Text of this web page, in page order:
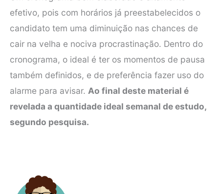
efetivo, pois com horários já preestabelecidos o
candidato tem uma diminuição nas chances de
cair na velha e nociva procrastinação. Dentro do
cronograma, o ideal é ter os momentos de pausa
também definidos, e de preferência fazer uso do
alarme para avisar. Ao final deste material é
revelada a quantidade ideal semanal de estudo,
segundo pesquisa.